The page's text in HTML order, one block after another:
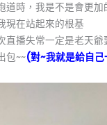
道時，我是不是會更加
現在站起來的根基
直播失常一定是老天爺
包~~(對~我就是給自